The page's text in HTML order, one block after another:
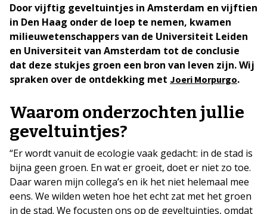
Door vijftig geveltuintjes in Amsterdam en vijftien
in Den Haag onder de loep te nemen, kwamen
milieuwetenschappers van de Universiteit Leiden
en Universiteit van Amsterdam tot de conclusie
dat deze stukjes groen een bron van leven zijn. Wij
spraken over de ontdekking met Joeri Morpurgo.
Waarom onderzochten jullie
geveltuintjes?
“Er wordt vanuit de ecologie vaak gedacht: in de stad is
bijna geen groen. En wat er groeit, doet er niet zo toe.
Daar waren mijn collega’s en ik het niet helemaal mee
eens. We wilden weten hoe het echt zat met het groen
in de stad. We focusten ons op de geveltuintjes, omdat